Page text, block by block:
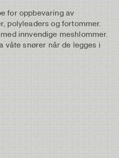
for oppbevaring av
polyleaders og fortommer.
innvendige meshlommer.
våte snører når de legges i